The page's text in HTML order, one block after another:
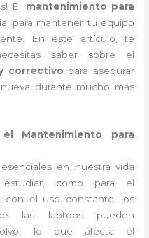
El mantenimiento para
para mantener tu equipo
En este artículo, te
saber sobre el
correctivo para asegurar
durante mucho más
Mantenimiento para
en nuestra vida
como para el
con el uso constante, los
las laptops pueden
lo que afecta el